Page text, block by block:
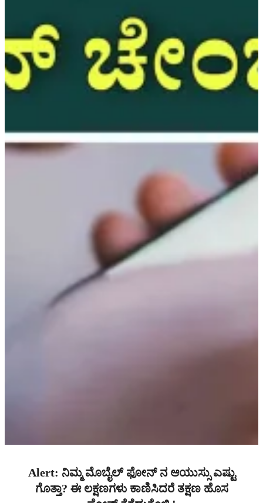
Alert: ನಿಮ್ಮ ಮೊಬೈಲ್ ಫೋನ್ ನ ಆಯುಸ್ಸು ಎಷ್ಟು
ಗೊತ್ತಾ? ಈ ಲಕ್ಷಣಗಳು ಕಾಣಿಸಿದರೆ ತಕ್ಷಣ ಹೊಸ